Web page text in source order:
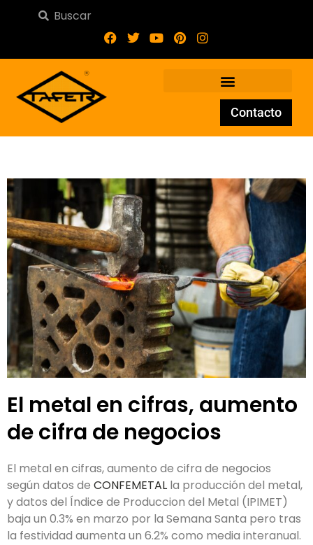
Contacto
El metal en cifras, aumento
de cifra de negocios
El metal en cifras, aumento de cifra de negocios
según datos de CONFEMETAL la producción del metal,
y datos del Índice de Produccion del Metal (IPIMET)
baja un 0.3% en marzo por la Semana Santa pero tras
la festividad aumenta un 6.2% como media interanual.